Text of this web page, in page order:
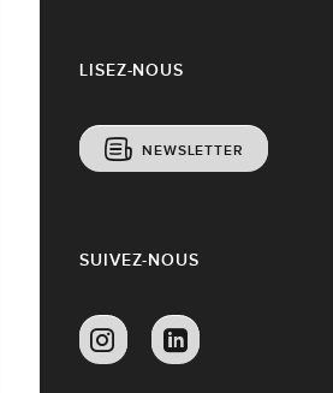
LISEZ-NOUS
NEWSLETTER
SUIVEZ-NOUS